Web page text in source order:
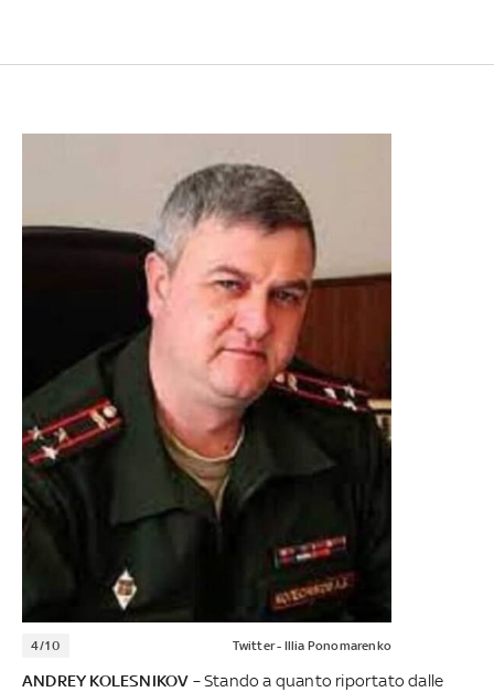
4/10 Twitter - Illia Ponomarenko
ANDREY KOLESNIKOV – Stando a quanto riportato dalle